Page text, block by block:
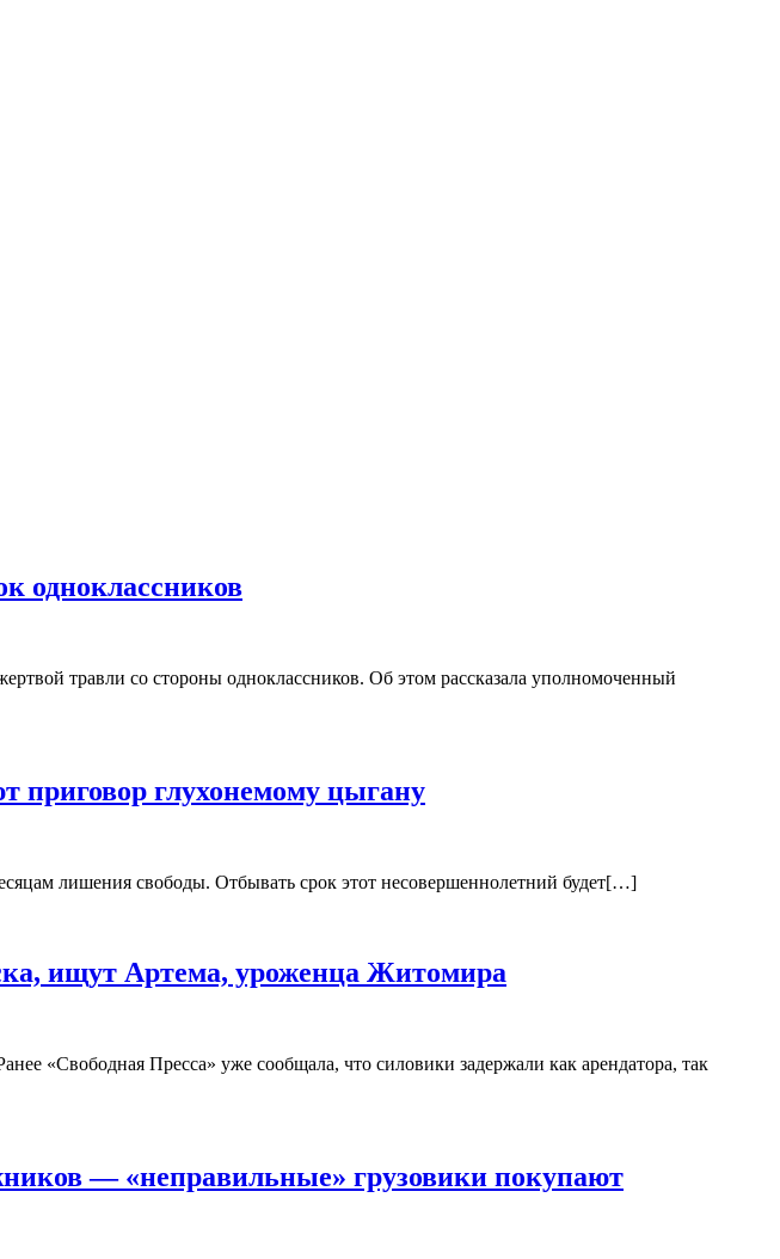
одноклассников
травли со стороны одноклассников. Об этом рассказала уполномоченный
глухонемому цыгану
лишения свободы. Отбывать срок этот несовершеннолетний будет[…]
ищут Артема, уроженца Житомира
«Свободная Пресса» уже сообщала, что силовики задержали как арендатора, так
— «неправильные» грузовики покупают